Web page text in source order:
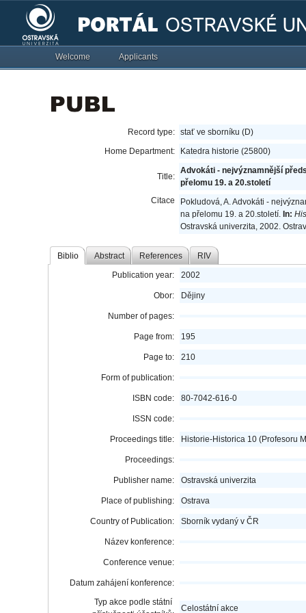
Welcome Applicants
Record type: stať ve sborníku (D)
Home Department:
Katedra historie (25800)
Title:
Advokáti - nejvýznamnější
přelomu 19. a 20.století
Citace
Pokludová, A. Advokáti -
na přelomu 19. a 20.století. In:
Ostravská univerzita, 2002.
Biblio Abstract References RIV
Publication year: 2002
Obor: Dějiny
Number of pages:
Page from: 195
Page to: 210
Form of publication:
ISBN code: 80-7042-616-0
ISSN code:
Proceedings title: Historie-Historica 10 (Profesoru
Proceedings:
Publisher name: Ostravská univerzita
Place of publishing: Ostrava
Country of Publication: Sborník vydaný v ČR
Název konference:
Conference venue:
Datum zahájení konference:
Typ akce podle státní
Celostátní akce